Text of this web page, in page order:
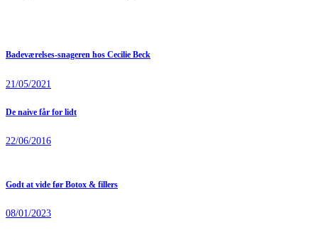
Badeværelses-snageren hos Cecilie Beck
21/05/2021
De naive får for lidt
22/06/2016
Godt at vide før Botox & fillers
08/01/2023